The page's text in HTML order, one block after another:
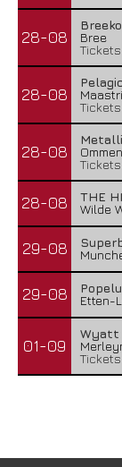
28-08
Bree
Tickets
28-08
Tickets
28-08
Ommen
Tickets
28-08
THE
Wilde
29-08
29-08
Etten-
01-09
Wyatt
Tickets